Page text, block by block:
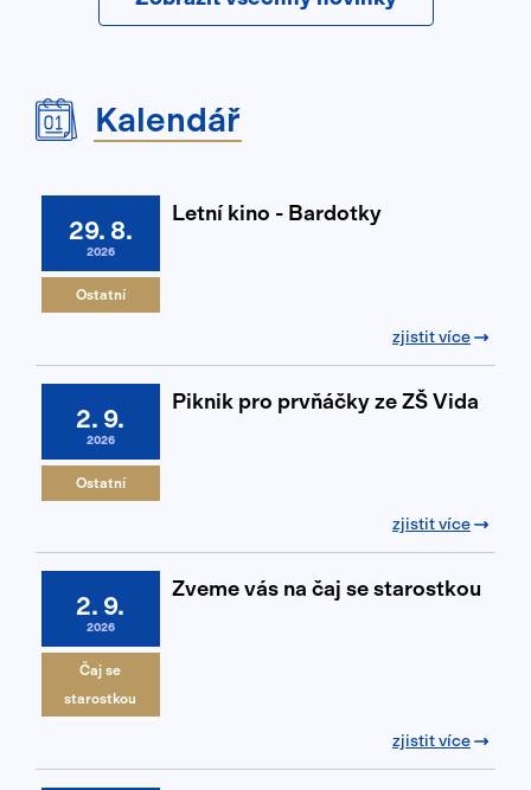
Kalendář
29. 8.
2026
Ostatní
Letní kino - Bardotky
zjistit více
2. 9.
2026
Ostatní
Piknik pro prvňáčky ze ZŠ Vida
zjistit více
2. 9.
2026
Čaj se
starostkou
Zveme vás na čaj se starostkou
zjistit více